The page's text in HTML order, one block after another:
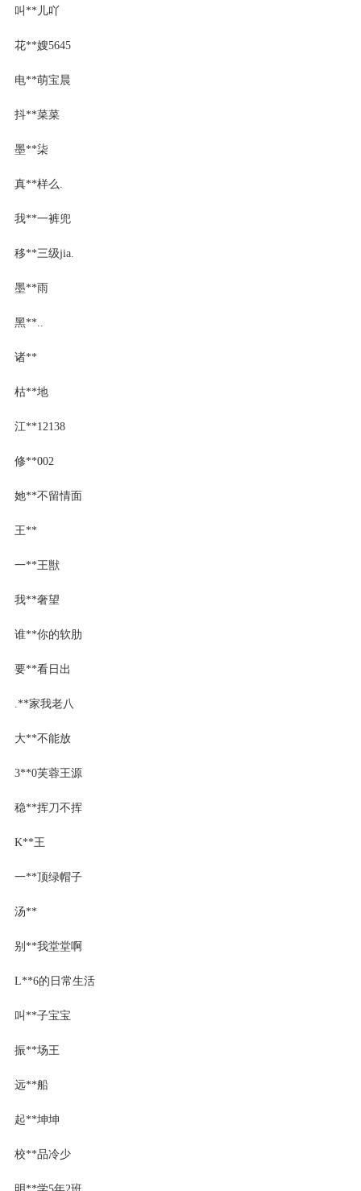
叫**儿吖
花**嫂5645
电**萌宝晨
抖**菜菜
墨**柒
真**样么.
我**一裤兜
移**三级jia.
墨**雨
黑**..
诸**
枯**地
江**12138
修**002
她**不留情面
王**
一**王獣
我**奢望
谁**你的软肋
要**看日出
.**家我老八
大**不能放
3**0芙蓉王源
稳**挥刀不挥
K**王
一**顶绿帽子
汤**
别**我堂堂啊
L**6的日常生活
叫**子宝宝
振**场王
远**船
起**坤坤
校**品冷少
明**学5年2班